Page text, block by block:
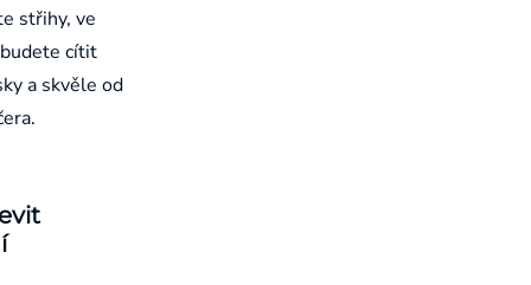
střihy, ve
cítit
a skvěle od